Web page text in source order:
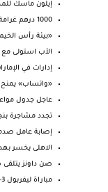
إيلون ماسك
1000 درهم غرامة رمي مخلّفات من السيارة
«بيئة رأس
الأب استولى مع
إدارات في
«واتساب» يمنح
عاجل جدول
تجدد مشاجرة
إصابة عامل
الاهلى يخسر
صن داونز يتلقى
مباراة ليفربول 3-0 نوتنجهام لحظة بلحظة.. أسماء الق...